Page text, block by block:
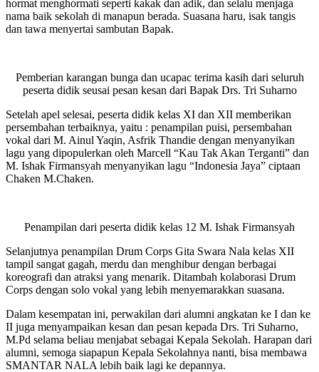
hormat menghormati seperti kakak dan adik, dan selalu menjaga
nama baik sekolah di manapun berada. Suasana haru, isak tangis
dan tawa menyertai sambutan Bapak.
Pemberian karangan bunga dan ucapac terima kasih dari seluruh
peserta didik seusai pesan kesan dari Bapak Drs. Tri Suharno
Setelah apel selesai, peserta didik kelas XI dan XII memberikan
persembahan terbaiknya, yaitu : penampilan puisi, persembahan
vokal dari M. Ainul Yaqin, Asfrik Thandie dengan menyanyikan
lagu yang dipopulerkan oleh Marcell “Kau Tak Akan Terganti” dan
M. Ishak Firmansyah menyanyikan lagu “Indonesia Jaya” ciptaan
Chaken M.Chaken.
Penampilan dari peserta didik kelas 12 M. Ishak Firmansyah
Selanjutnya penampilan Drum Corps Gita Swara Nala kelas XII
tampil sangat gagah, merdu dan menghibur dengan berbagai
koreografi dan atraksi yang menarik. Ditambah kolaborasi Drum
Corps dengan solo vokal yang lebih menyemarakkan suasana.
Dalam kesempatan ini, perwakilan dari alumni angkatan ke I dan ke
II juga menyampaikan kesan dan pesan kepada Drs. Tri Suharno,
M.Pd selama beliau menjabat sebagai Kepala Sekolah. Harapan dari
alumni, semoga siapapun Kepala Sekolahnya nanti, bisa membawa
SMANTAR NALA lebih baik lagi ke depannya.